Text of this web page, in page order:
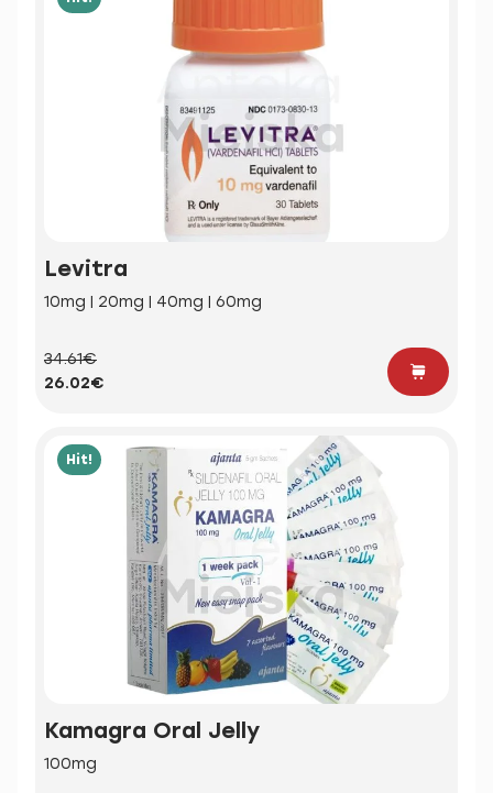
Levitra
10mg | 20mg | 40mg | 60mg
34.61€
26.02€
Hit!
Kamagra Oral Jelly
100mg